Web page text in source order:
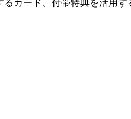
カード、付帯特典を活用